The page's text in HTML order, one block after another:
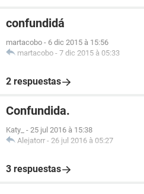
confundidá
martacobo - 6 dic 2015 à 15:56
martacobo - 7 dic 2015 à 05:33
2 respuestas
Confundida.
Katy_ - 25 jul 2016 à 15:38
Alejatorr - 26 jul 2016 à 05:27
3 respuestas